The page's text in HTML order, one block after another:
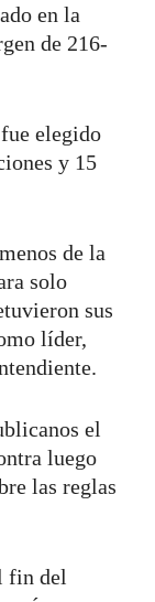
en la
de 216-
elegido
y 15
de la
solo
sus
líder,
el
luego
las reglas
fin del